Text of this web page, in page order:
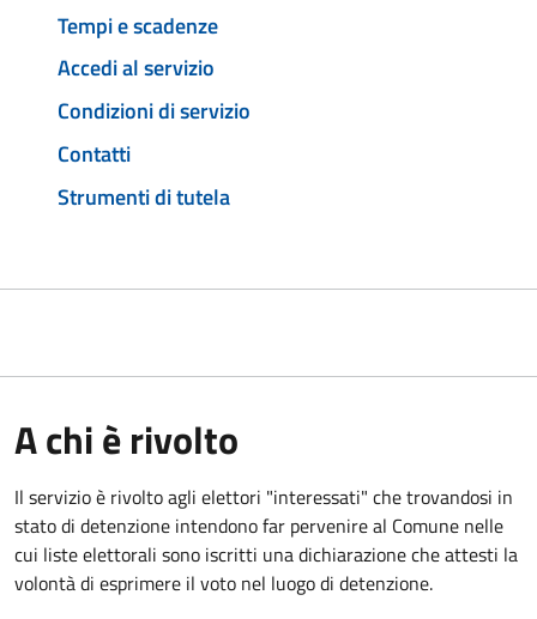
Tempi e scadenze
Accedi al servizio
Condizioni di servizio
Contatti
Strumenti di tutela
A chi è rivolto
Il servizio è rivolto agli elettori "interessati" che trovandosi in
stato di detenzione intendono far pervenire al Comune nelle
cui liste elettorali sono iscritti una dichiarazione che attesti la
volontà di esprimere il voto nel luogo di detenzione.